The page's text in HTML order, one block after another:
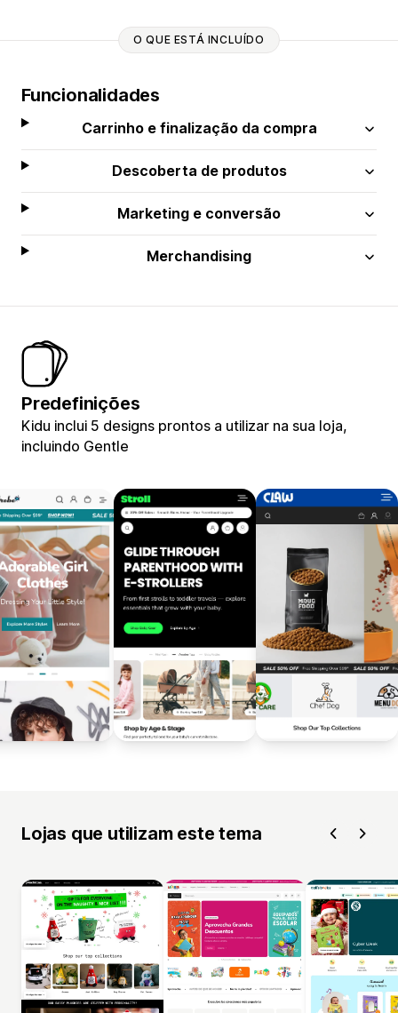
O QUE ESTÁ INCLUÍDO
Funcionalidades
Carrinho e finalização da compra
Descoberta de produtos
Marketing e conversão
Merchandising
Predefinições
Kidu inclui 5 designs prontos a utilizar na sua loja,
incluindo Gentle
Lojas que utilizam este tema